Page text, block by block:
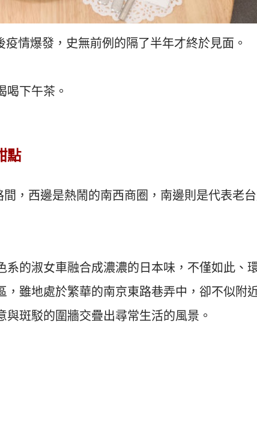
情爆發，史無前例的隔了半年才終於見面。
喝下午茶。
點
，西邊是熱鬧的南西商圈，南邊則是代表老
的淑女車融合成濃濃的日本味，不僅如此、
雖地處於繁華的南京東路巷弄中，卻不似附
斑駁的圍牆交疊出尋常生活的風景。